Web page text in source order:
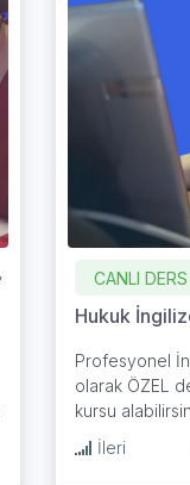
CANLI DERS
Hukuk
Profesyonel
olarak ÖZEL
kursu
İleri